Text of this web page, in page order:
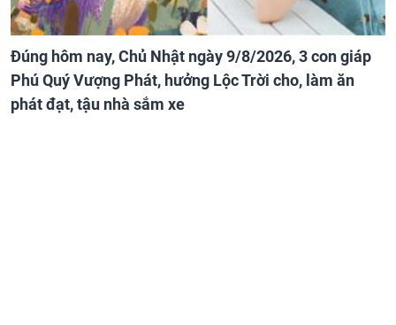
Đúng hôm nay, Chủ Nhật ngày 9/8/2026, 3 con giáp
Phú Quý Vượng Phát, hưởng Lộc Trời cho, làm ăn
phát đạt, tậu nhà sắm xe